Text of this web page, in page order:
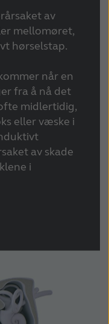
av
mellomøret,
hørselstap.
når en
fra å nå det
midlertidig,
eller væske i
av skade
i